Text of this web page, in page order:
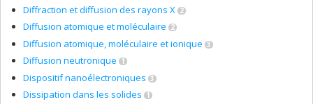
Diffraction et diffusion des rayons X 2
Diffusion atomique et moléculaire 2
Diffusion atomique, moléculaire et ionique 3
Diffusion neutronique 1
Dispositif nanoélectroniques 3
Dissipation dans les solides 1